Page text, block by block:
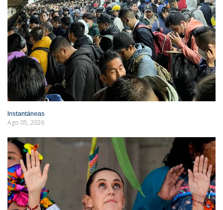
Instantáneas
Ago 05, 2026